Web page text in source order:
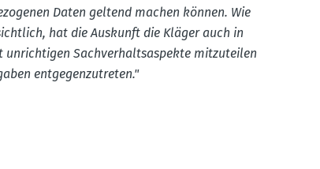
Daten geltend machen können. Wie
hat die Auskunft die Kläger auch in
unrich­tigen Sachver­halts­as­pekte mitzu­teilen
entge­gen­zu­treten."